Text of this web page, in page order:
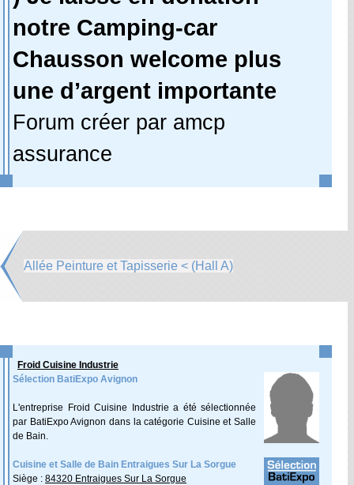
notre Camping-car
Chausson welcome plus
une d’argent importante
Forum créer par amcp
assurance
Allée Peinture et Tapisserie < (Hall A)
Froid Cuisine Industrie
Sélection BatiExpo Avignon
L'entreprise Froid Cuisine Industrie a été sélectionnée
par BatiExpo Avignon dans la catégorie Cuisine et Salle
de Bain.
Cuisine et Salle de Bain Entraigues Sur La Sorgue
Siège : 84320 Entraigues Sur La Sorgue